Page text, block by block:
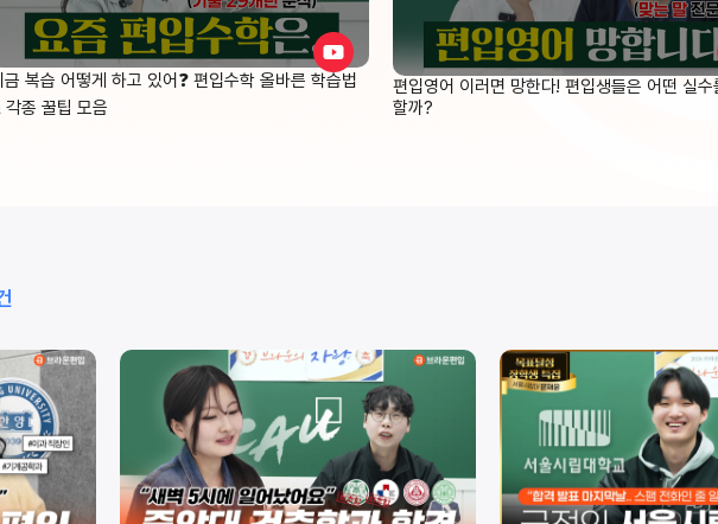
금 복습 어떻게 하고 있어❓ 편입수학 올바른 학습법
각종 꿀팁 모음
편입영어 이러면 망한다! 편입생들은 어떤 실수
할까?